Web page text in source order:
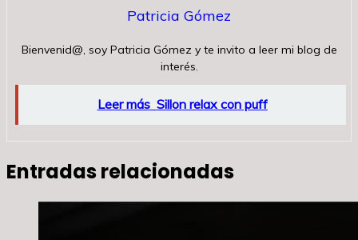
Patricia Gómez
Bienvenid@, soy Patricia Gómez y te invito a leer mi blog de
interés.
Leer más Sillon relax con puff
Entradas relacionadas